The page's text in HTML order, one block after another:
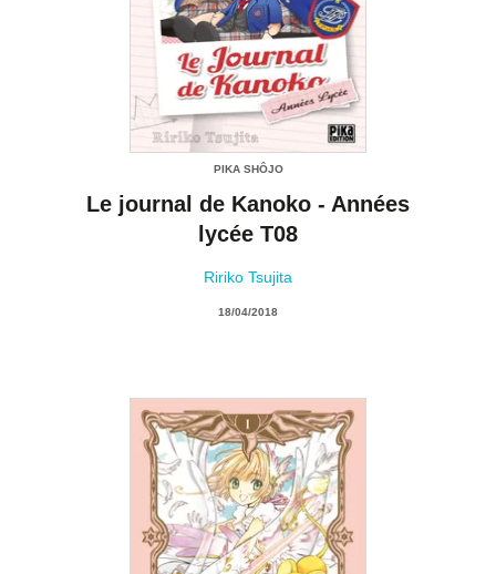
PIKA SHÔJO
Le journal de Kanoko - Années
lycée T08
Ririko Tsujita
18/04/2018